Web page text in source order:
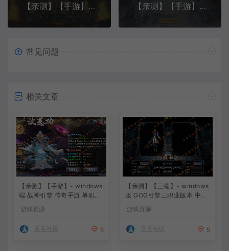
【亲测】【手游】- windows端 沙巴克传奇 本地注册 安卓 苹果 教程 工具
【亲测】【手游】- linux手工端 剑舞龙城+本地更新+本地注册
常见问题
相关文章
【亲测】【手游】- windows
端 战神引擎 传奇手游 单职业
版 安卓+苹果+教程+工具
游戏资源
五五社区 5
【亲测】【三端】- windows
版 GOG引擎三职业版本 中原
直接改IP即可进入游戏
游戏资源
五五社区 5